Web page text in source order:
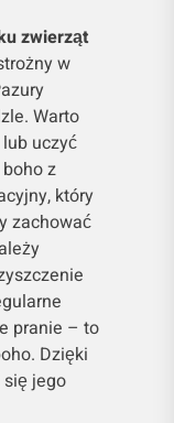
zwierząt
w
Warto
uczyć
z
który
zachować
pranie – to
Dzięki
się jego